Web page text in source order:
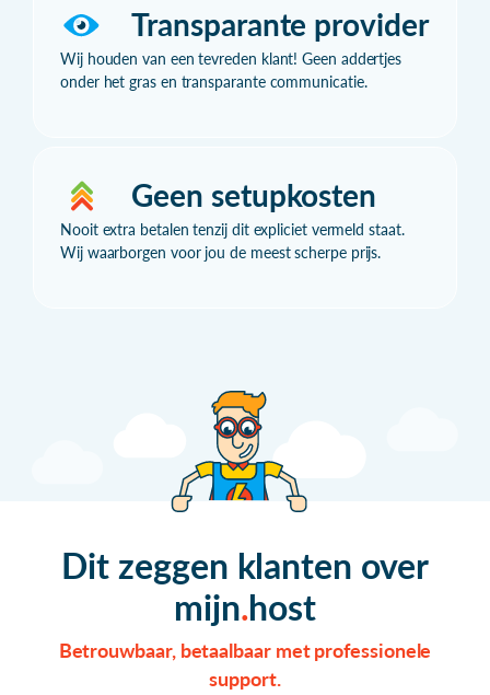
Transparante provider
Wij houden van een tevreden klant! Geen addertjes
onder het gras en transparante communicatie.
Geen setupkosten
Nooit extra betalen tenzij dit expliciet vermeld staat.
Wij waarborgen voor jou de meest scherpe prijs.
Dit zeggen klanten over
mijn host
Betrouwbaar, betaalbaar met professionele
support.